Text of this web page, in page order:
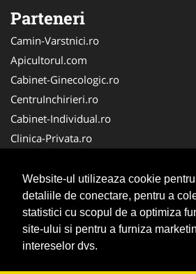
Website-ul utilizeaza cookie
detaliile de conectare, pentru a
statistici cu scopul de a optimiza
site-ului si pentru a furniza
intereselor dvs.
Parteneri
Camin-Varstnici.ro
Apicultorul.com
Cabinet-Ginecologic.ro
CentruInchirieri.ro
Cabinet-Individual.ro
Clinica-Privata.ro
Medic-Bun.com
Birouri-Cadastru. Ro
Cardiologul.ro
InstalatiiSolare.com